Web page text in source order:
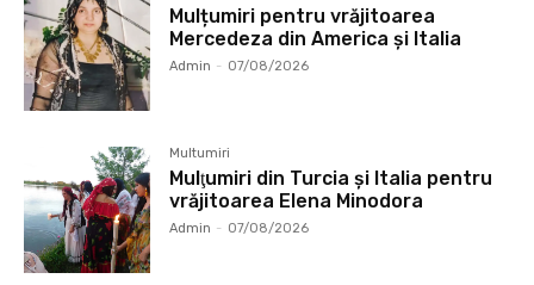
Mulțumiri pentru vrăjitoarea
Mercedeza din America și Italia
Admin - 07/08/2026
Multumiri
Mulţumiri din Turcia și Italia pentru
vrăjitoarea Elena Minodora
Admin - 07/08/2026